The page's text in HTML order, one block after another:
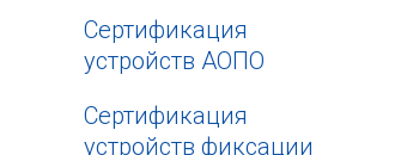
Сертификация
устройств АОПО
Сертификация
устройств фиксации